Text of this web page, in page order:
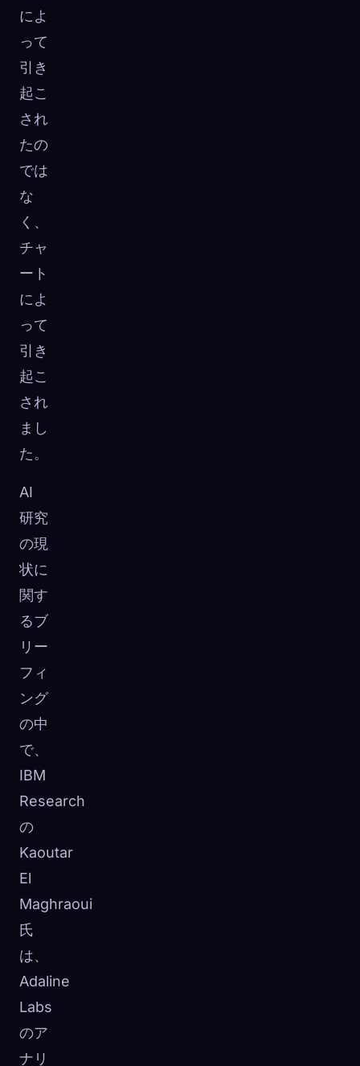
によ
って
引き
起こ
され
たの
では
な
く、
チャ
ート
によ
って
引き
起こ
され
まし
た。
AI
研究
の現
状に
関す
るブ
リー
フィ
ング
の中
で、
IBM
Research
の
Kaoutar
El
Maghraoui
氏
は、
Adaline
Labs
のア
ナリ